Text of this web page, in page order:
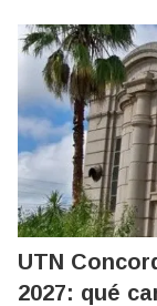
UTN
2027: qué